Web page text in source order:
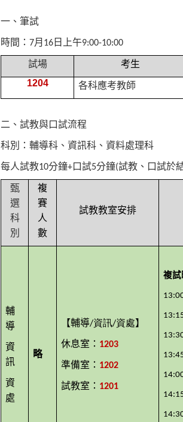
一、筆試
時間： 7月 16 日上午9:00-10:00
試場 考生
1204
各科應考教師
二、試教與口試流程
科別：輔導科、資訊科、資料處理科
每人試教10分鐘+口試5分鐘(試教、口試於
甄
選
科
別
複
賽
人
數
試教教室安排
輔
導
資
訊
資
處
略
【輔導/資訊/資處】
休息室： 1203
準備室： 1202
試教室： 1201
複試